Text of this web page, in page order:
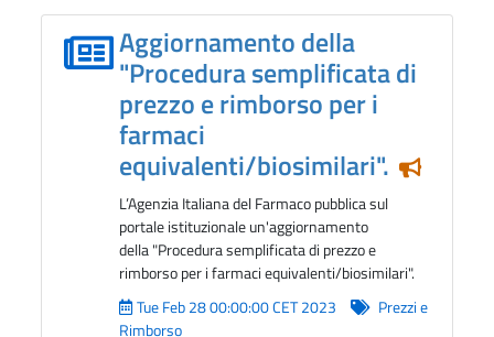
Aggiornamento della
"Procedura semplificata di
prezzo e rimborso per i
farmaci
equivalenti/biosimilari". Notizia
L’Agenzia Italiana del Farmaco pubblica sul
portale istituzionale un'aggiornamento
della "Procedura semplificata di prezzo e
rimborso per i farmaci equivalenti/biosimilari".
Tue Feb 28 00:00:00 CET 2023
Prezzi e
Rimborso